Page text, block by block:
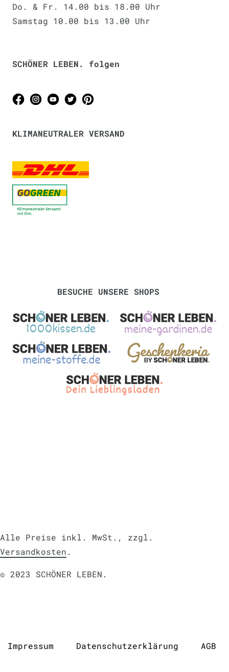
Do. & Fr. 14.00 bis 18.00 Uhr
Samstag 10.00 bis 13.00 Uhr
SCHÖNER LEBEN. folgen
KLIMANEUTRALER VERSAND
BESUCHE UNSERE SHOPS
Alle Preise inkl. MwSt., zzgl.
Versandkosten .
© 2023 SCHÖNER LEBEN.
Impressum Daten­schutz­erklärung AGB